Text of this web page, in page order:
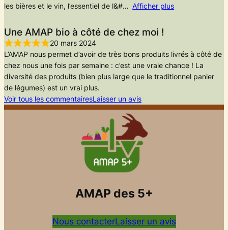
les bières et le vin, l’essentiel de l&#
Afficher plus
Une AMAP bio à côté de chez moi !
20 mars 2024
L’AMAP nous permet d’avoir de très bons produits livrés à côté de
chez nous une fois par semaine : c’est une vraie chance ! La
diversité des produits (bien plus large que le traditionnel panier
de légumes) est un vrai plus.
Voir tous les commentairesLaisser un avis
AMAP des 5+
Nous contacterLaisser un avis